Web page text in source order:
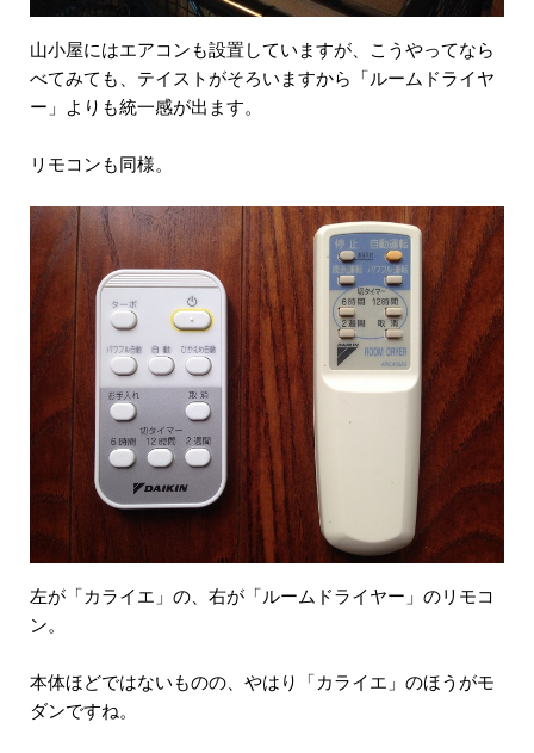
山小屋にはエアコンも設置していますが、こうやってなら
べてみても、テイストがそろいますから「ルームドライヤ
ー」よりも統一感が出ます。
リモコンも同様。
左が「カライエ」の、右が「ルームドライヤー」のリモコ
ン。
本体ほどではないものの、やはり「カライエ」のほうがモ
ダンですね。